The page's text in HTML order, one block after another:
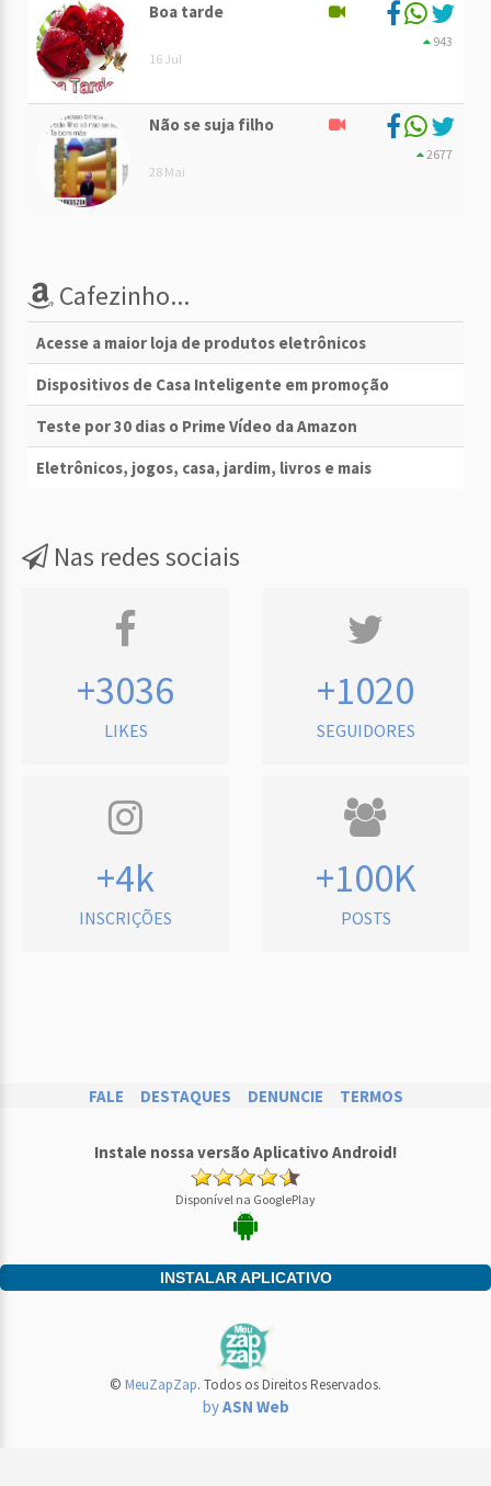
Boa tarde
16 Jul
943
Não se suja filho
28 Mai
2677
Cafezinho...
Acesse a maior loja de produtos eletrônicos
Dispositivos de Casa Inteligente em promoção
Teste por 30 dias o Prime Vídeo da Amazon
Eletrônicos, jogos, casa, jardim, livros e mais
Nas redes sociais
+3036
LIKES
+1020
SEGUIDORES
+4k
INSCRIÇÕES
+100K
POSTS
FALE DESTAQUES DENUNCIE TERMOS
Instale nossa versão Aplicativo Android!
Disponível na GooglePlay
INSTALAR APLICATIVO
© MeuZapZap. Todos os Direitos Reservados.
byASN Web